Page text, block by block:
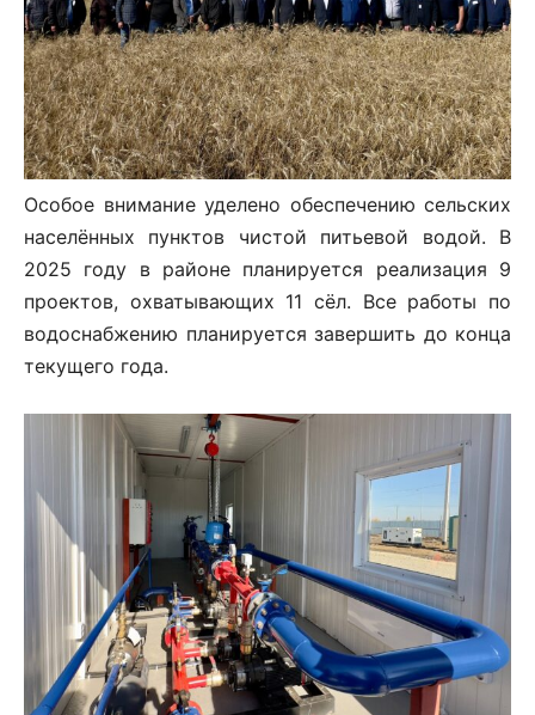
Особое внимание уделено обеспечению сельских
населённых пунктов чистой питьевой водой. В
2025 году в районе планируется реализация 9
проектов, охватывающих 11 сёл. Все работы по
водоснабжению планируется завершить до конца
текущего года.